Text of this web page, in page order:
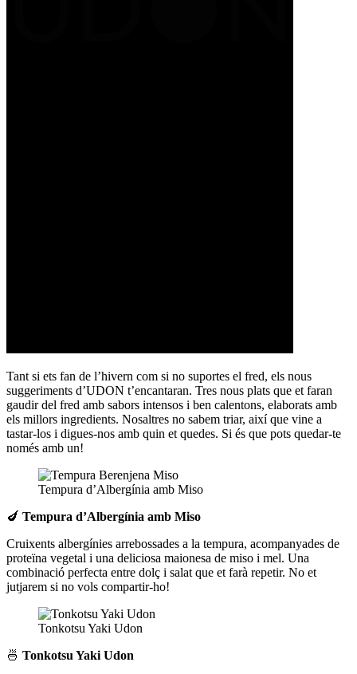
Tant si ets fan de l’hivern com si no suportes el fred, els nous
suggeriments d’UDON t’encantaran. Tres nous plats que et faran
gaudir del fred amb sabors intensos i ben calentons, elaborats amb
els millors ingredients. Nosaltres no sabem triar, així que vine a
tastar-los i digues-nos amb quin et quedes. Si és que pots quedar-te
només amb un!
Tempura d’Albergínia amb Miso
🍆 Tempura d’Albergínia amb Miso
Cruixents albergínies arrebossades a la tempura, acompanyades de
proteïna vegetal i una deliciosa maionesa de miso i mel. Una
combinació perfecta entre dolç i salat que et farà repetir. No et
jutjarem si no vols compartir-ho!
Tonkotsu Yaki Udon
🍜 Tonkotsu Yaki Udon